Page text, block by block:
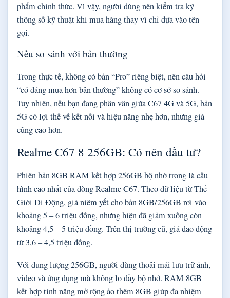
phẩm chính thức. Vì vậy, người dùng nên kiểm tra kỹ
thông số kỹ thuật khi mua hàng thay vì chỉ dựa vào tên
gọi.
Nếu so sánh với bản thường
Trong thực tế, không có bản “Pro” riêng biệt, nên câu hỏi
“có đáng mua hơn bản thường” không có cơ sở so sánh.
Tuy nhiên, nếu bạn đang phân vân giữa C67 4G và 5G, bản
5G có lợi thế về kết nối và hiệu năng nhẹ hơn, nhưng giá
cũng cao hơn.
Realme C67 8 256GB: Có nên đầu tư?
Phiên bản 8GB RAM kết hợp 256GB bộ nhớ trong là cấu
hình cao nhất của dòng Realme C67. Theo dữ liệu từ Thế
Giới Di Động, giá niêm yết cho bản 8GB/256GB rơi vào
khoảng 5 – 6 triệu đồng, nhưng hiện đã giảm xuống còn
khoảng 4,5 – 5 triệu đồng. Trên thị trường cũ, giá dao động
từ 3,6 – 4,5 triệu đồng.
Với dung lượng 256GB, người dùng thoải mái lưu trữ ảnh,
video và ứng dụng mà không lo đầy bộ nhớ. RAM 8GB
kết hợp tính năng mở rộng ảo thêm 8GB giúp đa nhiệm